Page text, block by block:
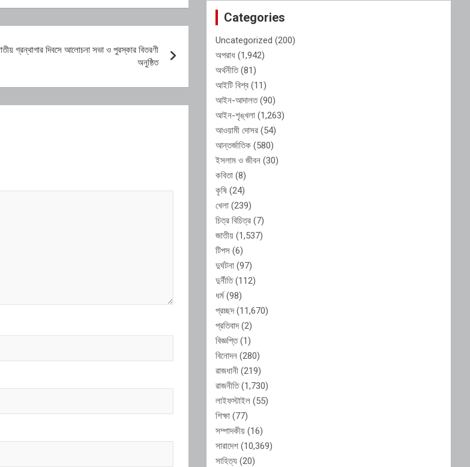
গ্রন্থাগার দিবসে আলোচনা সভা ও পুরস্কার বিতরণী
অনুষ্ঠিত
Categories
Uncategorized (200)
অপরাধ (1,942)
অর্থনীতি(81)
আইটি বিশ্ব (11)
আইন-আদালত(90)
আইন-শৃঙ্খলা (1,263)
আওয়ামী দোসর (54)
আন্তর্জাতিক (580)
ইসলাম ও জীবন (30)
কবিতা (8)
কৃষি (24)
খেলা (239)
চিত্র বিচিত্র (7)
জাতীয় (1,537)
টিপস (6)
দুর্ঘটনা (97)
দুর্নীতি(112)
ধর্ম(98)
প্রচ্ছদ(11,670)
প্রতিবাদ(2)
বিজ্ঞপ্তি(1)
বিনোদন (280)
রাজধানী (219)
রাজনীতি(1,730)
লাইফস্টাইল (55)
শিক্ষা (77)
সম্পাদকীয় (16)
সারাদেশ (10,369)
সাহিত্য (20)